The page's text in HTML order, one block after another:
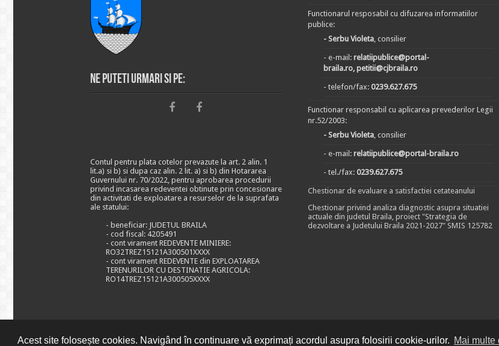
Acest site folosește cookies. Navigând în continuare vă exprimați acordul asupra folosirii cookie-urilor. Mai multe
Ne puteti urmari si pe:
Contul pentru plata cotelor prevazute la art. 2 alin. 1
lit.a) si b) si dupa caz alin. 2 lit. a) si b) din Hotararea
Guvernului nr. 70/2022, pentru aprobarea procedurii
privind incasarea redeventei obtinute prin concesionare
din activitati de exploatare a resurselor de la suprafata
ale statului:
- beneficiar: JUDETUL BRAILA
- cod fiscal: 4205491
- cont virament REDEVENTE MINIERE:
RO32TREZ15121A300501XXXX
- cont virament REDEVENTE din EXPLOATAREA
TERENURILOR CU DESTINATIE AGRICOLA:
RO14TREZ15121A300505XXXX
Functionarul resposabil cu difuzarea informatiilor
publice:
- Serbu Violeta, consilier
- e-mail: relatiipublice@portal-
braila.ro, petitii@cjbraila.ro
- telefon/fax: 0239.627.675
Functionar responsabil cu aplicarea prevederilor Legii
nr.52/2003:
- Serbu Violeta, consilier
- e-mail: relatiipublice@portal-braila.ro
- tel./fax: 0239.627.675
Chestionar de evaluare a satisfactiei cetateanului
Chestionar privind analiza diagnostic asupra situatiei
actuale din judetul Braila, proiect "Strategia de
dezvoltare a Judetului Braila 2021-2027" SMIS 125782
© CONSILIUL JUDETEAN BRAILA, 2026